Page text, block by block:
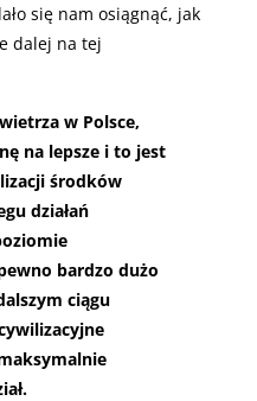
się nam osiągnąć, jak
dalej na tej
w Polsce,
na lepsze i to jest
środków
działań
bardzo dużo
ciągu